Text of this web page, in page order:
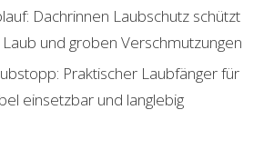
Dachrinnen Laubschutz schützt
und groben Verschmutzungen
Praktischer Laubfänger für
einsetzbar und langlebig